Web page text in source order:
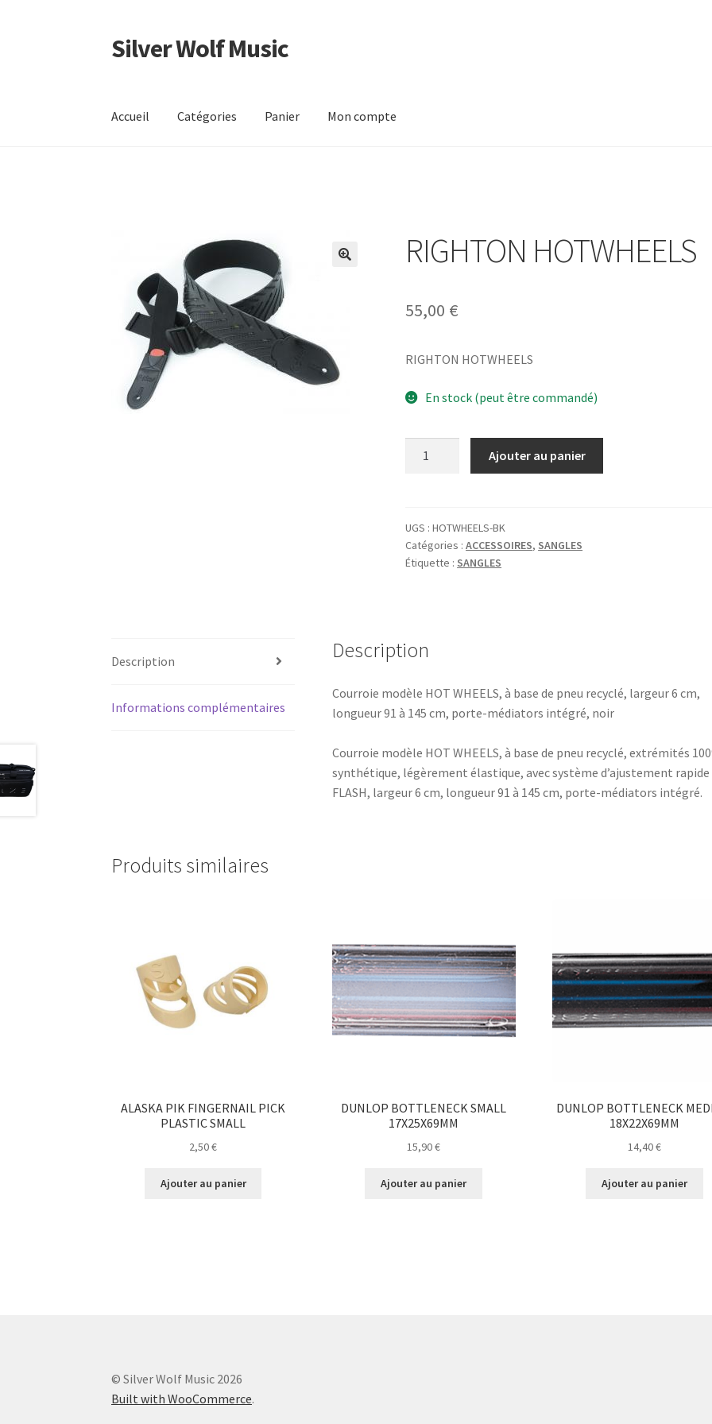
Aller
à
Aller
au
Silver Wolf Music
Accueil Catégories Panier Mon compte
RIGHTON HOTWHEELS
55,00 €
RIGHTON HOTWHEELS
En stock (peut être commandé)
Ajouter au panier
UGS :HOTWHEELS-BK
Catégories :ACCESSOIRES, SANGLES
Étiquette : SANGLES
Description
Informations complémentaires
Description
Courroie modèle HOT WHEELS, à base de pneu recyclé, largeur 6 cm,
longueur 91 à 145 cm, porte-médiators intégré, noir
Courroie modèle HOT WHEELS, à base de pneu recyclé, extrémités
synthétique, légèrement élastique, avec système d’ajustement rapide
FLASH, largeur 6 cm, longueur 91 à 145 cm, porte-médiators intégré.
Produits similaires
ALASKA PIK FINGERNAIL PICK
PLASTIC SMALL
2,50€
Ajouter au panier
DUNLOP BOTTLENECK SMALL
17X25X69MM
15,90€
Ajouter au panier
DUNLOP BOTTLENECK
18X22X69MM
14,40€
Ajouter au panier
© Silver Wolf Music 2026
Built with WooCommerce.